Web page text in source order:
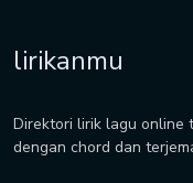
lirikanmu
Direktori lirik lagu online
dengan chord dan